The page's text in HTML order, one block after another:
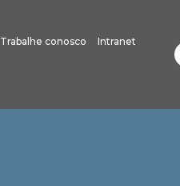
Trabalhe conosco Intranet